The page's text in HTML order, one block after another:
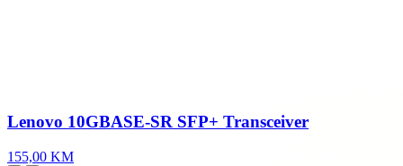
Lenovo 10GBASE-SR SFP+ Transceiver
155,00 KM